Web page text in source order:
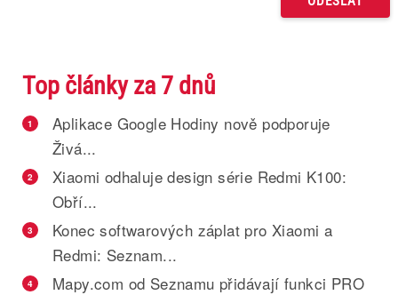
Top články za 7 dnů
1
Aplikace Google Hodiny nově podporuje
Živá...
2
Xiaomi odhaluje design série Redmi K100:
Obří...
3
Konec softwarových záplat pro Xiaomi a
Redmi: Seznam...
4
Mapy.com od Seznamu přidávají funkci PRO